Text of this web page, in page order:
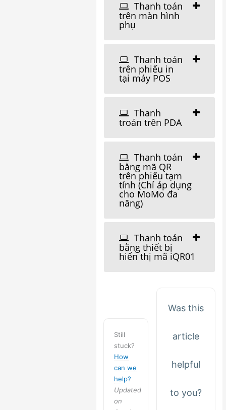
Thanh toán
trên màn hình
phụ
Thanh toán
trên phiếu in
tại máy POS
Thanh
troán trên PDA
Thanh toán
bằng mã QR
trên phiếu tạm
tính (Chỉ áp dụng
cho MoMo đa
năng)
Thanh toán
bằng thiết bị
hiển thị mã iQR01
Still
stuck?
How
can we
help?
Updated
on
Was this
article
helpful
to you?